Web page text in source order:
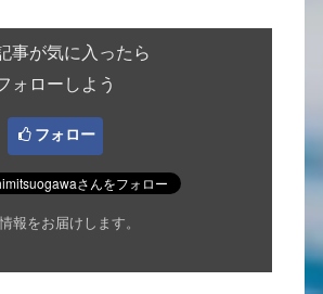
事が気に入ったら
ォローしよう
フォロー
報をお届けします。